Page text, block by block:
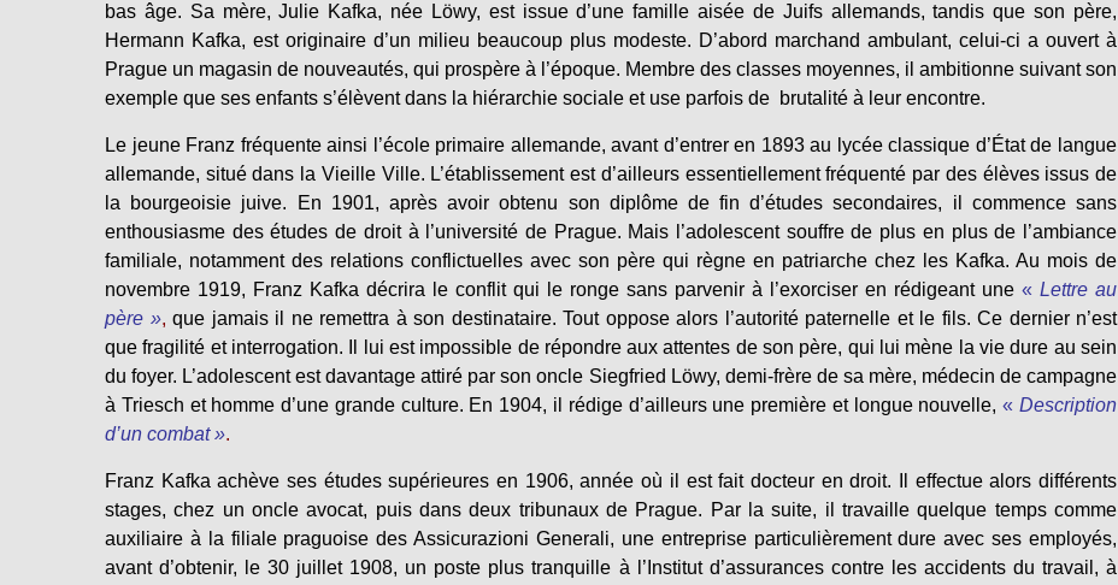
bas âge. Sa mère, Julie Kafka, née Löwy, est issue d’une famille aisée de Juifs allemands, tandis que son père,
Hermann Kafka, est originaire d’un milieu beaucoup plus modeste. D’abord marchand ambulant, celui-ci a ouvert à
Prague un magasin de nouveautés, qui prospère à l’époque. Membre des classes moyennes, il ambitionne suivant son
exemple que ses enfants s’élèvent dans la hiérarchie sociale et use parfois de brutalité à leur encontre.
Le jeune Franz fréquente ainsi l’école primaire allemande, avant d’entrer en 1893 au lycée classique d’État de langue
allemande, situé dans la Vieille Ville. L’établissement est d’ailleurs essentiellement fréquenté par des élèves issus de
la bourgeoisie juive. En 1901, après avoir obtenu son diplôme de fin d’études secondaires, il commence sans
enthousiasme des études de droit à l’université de Prague. Mais l’adolescent souffre de plus en plus de l’ambiance
familiale, notamment des relations conflictuelles avec son père qui règne en patriarche chez les Kafka. Au mois de
novembre 1919, Franz Kafka décrira le conflit qui le ronge sans parvenir à l’exorciser en rédigeant une « Lettre au
père », que jamais il ne remettra à son destinataire. Tout oppose alors l’autorité paternelle et le fils. Ce dernier n’est
que fragilité et interrogation. Il lui est impossible de répondre aux attentes de son père, qui lui mène la vie dure au sein
du foyer. L’adolescent est davantage attiré par son oncle Siegfried Löwy, demi-frère de sa mère, médecin de campagne
à Triesch et homme d’une grande culture. En 1904, il rédige d’ailleurs une première et longue nouvelle, «Description
d’un combat ».
Franz Kafka achève ses études supérieures en 1906, année où il est fait docteur en droit. Il effectue alors différents
stages, chez un oncle avocat, puis dans deux tribunaux de Prague. Par la suite, il travaille quelque temps comme
auxiliaire à la filiale praguoise des Assicurazioni Generali, une entreprise particulièrement dure avec ses employés,
avant d’obtenir, le 30 juillet 1908, un poste plus tranquille à l’Institut d’assurances contre les accidents du travail, à